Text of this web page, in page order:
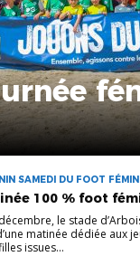
SAMEDI DU FOOT
100 % foot
le stade
matinée dédiée aux
issues...